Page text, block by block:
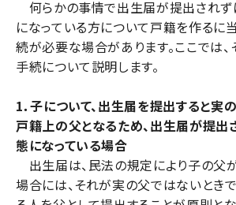
何らかの事情で出生届が提出されず
になっている方について戸籍を作るに
続が必要な場合があります。ここでは
手続について説明します。
1．子について、出生届を提出すると実
戸籍上の父となるため、出生届が提出
態になっている場合
出生届は、民法の規定により子の父
場合には、それが実の父ではないとき